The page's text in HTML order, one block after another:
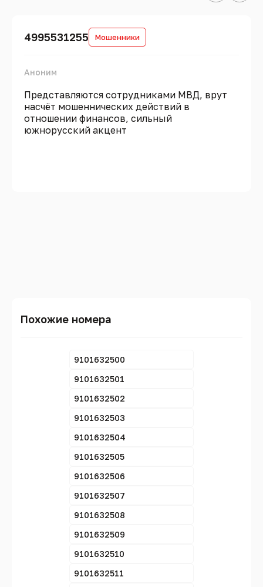
4995531255 Мошенники
Аноним
Представляются сотрудниками МВД, врут
насчёт мошеннических действий в
отношении финансов, сильный
южнорусский акцент
Похожие номера
9101632500
9101632501
9101632502
9101632503
9101632504
9101632505
9101632506
9101632507
9101632508
9101632509
9101632510
9101632511